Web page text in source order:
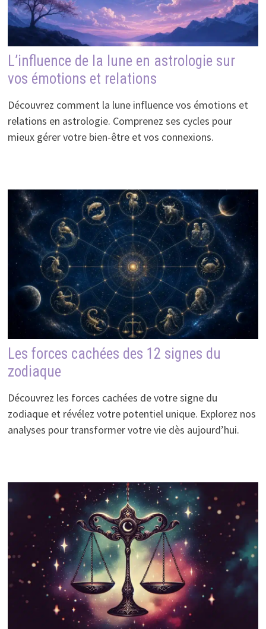
L’influence de la lune en astrologie sur
vos émotions et relations
Découvrez comment la lune influence vos émotions et
relations en astrologie. Comprenez ses cycles pour
mieux gérer votre bien-être et vos connexions.
Les forces cachées des 12 signes du
zodiaque
Découvrez les forces cachées de votre signe du
zodiaque et révélez votre potentiel unique. Explorez nos
analyses pour transformer votre vie dès aujourd’hui.